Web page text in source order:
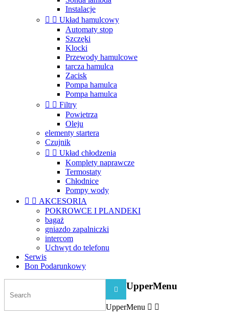
Instalacje
  Układ hamulcowy
Automaty stop
Szczęki
Klocki
Przewody hamulcowe
tarcza hamulca
Zacisk
Pompa hamulca
Pompa hamulca
  Filtry
Powietrza
Oleju
elementy startera
Czujnik
  Układ chłodzenia
Komplety naprawcze
Termostaty
Chłodnice
Pompy wody
  AKCESORIA
POKROWCE I PLANDEKI
bagaż
gniazdo zapalniczki
intercom
Uchwyt do telefonu
Serwis
Bon Podarunkowy
 UpperMenu
UpperMenu  